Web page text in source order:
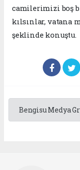
camilerimizi boş
kılsınlar, vatana
şeklinde konuştu.
Bengisu Medya